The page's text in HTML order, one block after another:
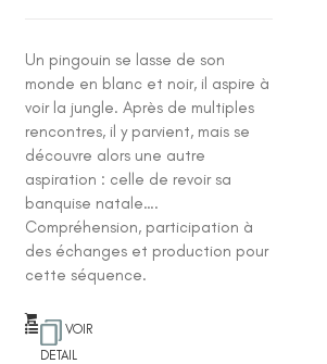
Un pingouin se lasse de son
monde en blanc et noir, il aspire à
voir la jungle. Après de multiples
rencontres, il y parvient, mais se
découvre alors une autre
aspiration : celle de revoir sa
banquise natale….
Compréhension, participation à
des échanges et production pour
cette séquence.
VOIR
DETAIL